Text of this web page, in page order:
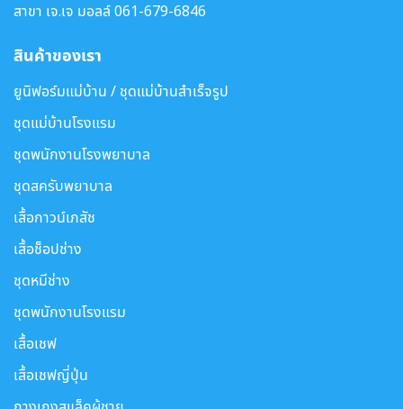
สาขา เจ.เจ มอลล์061-679-6846
สินค้าของเรา
ยูนิฟอร์มแม่บ้าน / ชุดแม่บ้านสำเร็จรูป
ชุดแม่บ้านโรงแรม
ชุดพนักงานโรงพยาบาล
ชุดสครับพยาบาล
เสื้อกาวน์เภสัช
เสื้อช็อปช่าง
ชุดหมีช่าง
ชุดพนักงานโรงแรม
เสื้อเชฟ
เสื้อเชฟญี่ปุ่น